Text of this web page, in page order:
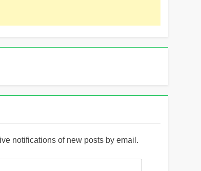
notifications of new posts by email.